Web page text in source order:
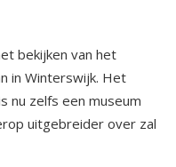
bekijken van het
in Winterswijk. Het
nu zelfs een museum
uitgebreider over zal